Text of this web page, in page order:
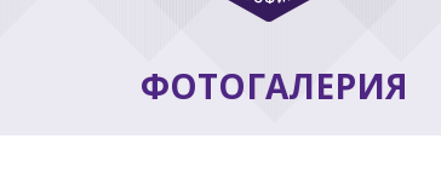
ФОТОГАЛЕРИЯ